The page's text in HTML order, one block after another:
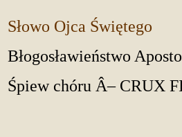
Słowo Ojca Świętego
Błogosławieństwo
Śpiew chóru Â– CRUX